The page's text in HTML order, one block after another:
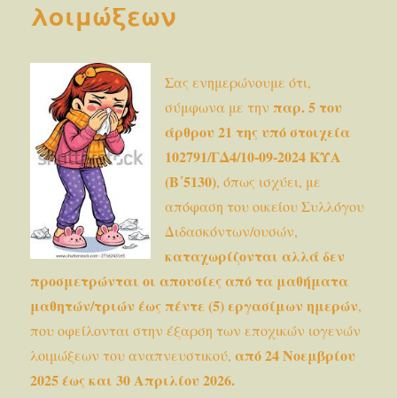
λοιμώξεων
Σας ενημερώνουμε ότι,
σύμφωνα με την παρ. 5 του
άρθρου 21 της υπό στοιχεία
102791/ΓΔ4/10-09-2024 ΚΥΑ
(Β΄5130), όπως ισχύει, με
απόφαση του οικείου Συλλόγου
Διδασκόντων/ουσών,
καταχωρίζονται αλλά δεν
προσμετρώνται οι απουσίες από τα μαθήματα
μαθητών/τριών έως πέντε (5) εργασίμων ημερών,
που οφείλονται στην έξαρση των εποχικών ιογενών
λοιμώξεων του αναπνευστικού,από 24 Νοεμβρίου
2025 έως και 30 Απριλίου 2026.